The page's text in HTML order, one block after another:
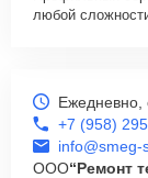
любой
Ежедневно,
+7 (958)
info@smeg-
ООО“Ремонт